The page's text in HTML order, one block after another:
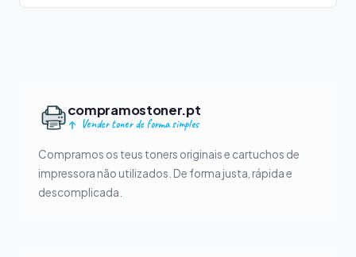
compramostoner.pt
Vender toner de forma simples
Compramos os teus toners originais e cartuchos de
impressora não utilizados. De forma justa, rápida e
descomplicada.